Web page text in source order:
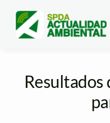
content
Resultados